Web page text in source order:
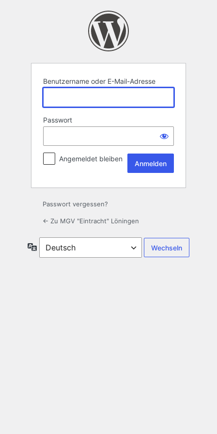
Benutzername oder E-Mail-Adresse
Passwort
Angemeldet bleiben
Passwort vergessen?
← Zu MGV "Eintracht" Löningen
Sprache